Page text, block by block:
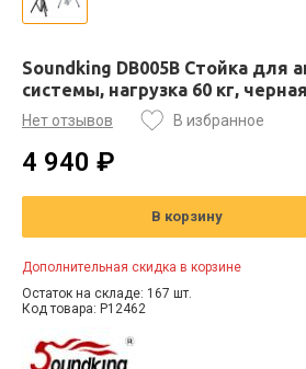
Soundking DB005B Стойка для
системы, нагрузка 60 кг, черная
Нет отзывов В избранное
4 940 ₽
В корзину
Дополнительная скидка в корзине
Остаток на складе: 167 шт.
Код товара: P12462